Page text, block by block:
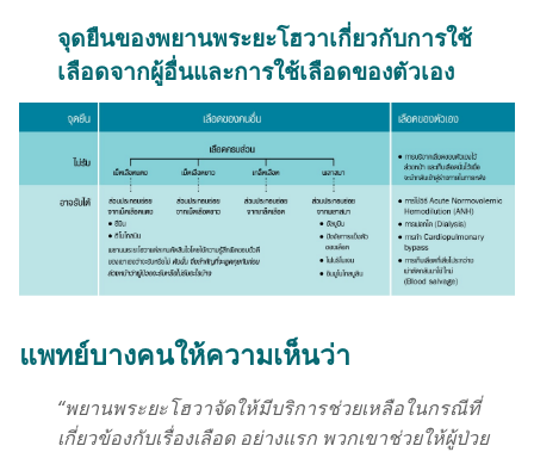
จุด​ยืน​ของ​พยาน​พระ​ยะโฮวา​เกี่ยว​กับ​การ​ใช้​
เลือด​จาก​ผู้​อื่น​และ​การ​ใช้​เลือด​ของ​ตัว​เอง
แพทย์​บาง​คน​ให้​ความ​เห็น​ว่า
“พยาน​พระ​ยะโฮวา​จัด​ให้​มี​บริการ​ช่วยเหลือ​ใน​กรณี​ที่​
เกี่ยว​ข้อง​กับ​เรื่อง​เลือด อย่าง​แรก พวก​เขา​ช่วย​ให้​ผู้​ป่วย​